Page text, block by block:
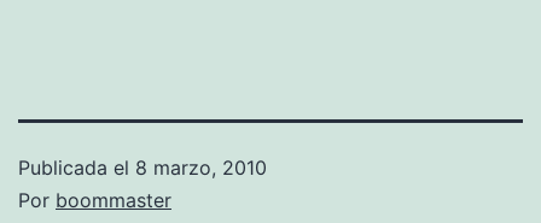
Publicada el 8 marzo, 2010
Por boommaster